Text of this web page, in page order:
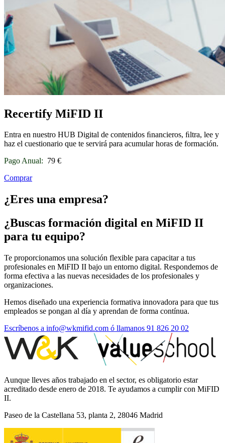
Recertify MiFID II
Entra en nuestro HUB Digital de contenidos ﬁnancieros, ﬁltra, lee y
haz el cuestionario que te servirá para acumular horas de formación.
Pago Anual: 79 €
Comprar
¿Eres una empresa?
¿Buscas formación digital en MiFID II
para tu equipo?
Te proporcionamos una solución flexible para capacitar a tus
profesionales en MiFID II bajo un entorno digital. Respondemos de
forma efectiva a las nuevas necesidades de los profesionales y
organizaciones.
Hemos diseñado una experiencia formativa innovadora para que tus
empleados se pongan al día y aprendan de forma contínua.
Escríbenos a info@wkmifid.com ó llamanos 91 826 20 02
Aunque lleves años trabajado en el sector, es obligatorio estar
acreditado desde enero de 2018. Te ayudamos a cumplir con MiFID
II.
Paseo de la Castellana 53, planta 2, 28046 Madrid